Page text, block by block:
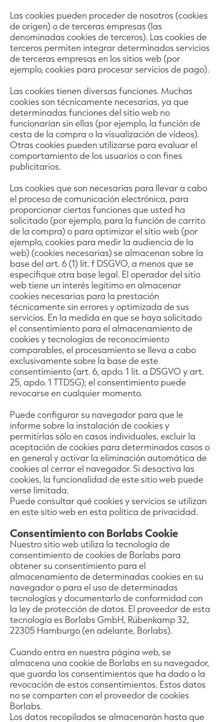
Las cookies pueden proceder de nosotros (cookies
de origen) o de terceras empresas (las
denominadas cookies de terceros). Las cookies de
terceros permiten integrar determinados servicios
de terceras empresas en los sitios web (por
ejemplo, cookies para procesar servicios de pago).
Las cookies tienen diversas funciones. Muchas
cookies son técnicamente necesarias, ya que
determinadas funciones del sitio web no
funcionarían sin ellas (por ejemplo, la función de
cesta de la compra o la visualización de vídeos).
Otras cookies pueden utilizarse para evaluar el
comportamiento de los usuarios o con fines
publicitarios.
Las cookies que son necesarias para llevar a cabo
el proceso de comunicación electrónica, para
proporcionar ciertas funciones que usted ha
solicitado (por ejemplo, para la función de carrito
de la compra) o para optimizar el sitio web (por
ejemplo, cookies para medir la audiencia de la
web) (cookies necesarias) se almacenan sobre la
base del art. 6 (1) lit. f DSGVO, a menos que se
especifique otra base legal. El operador del sitio
web tiene un interés legítimo en almacenar
cookies necesarias para la prestación
técnicamente sin errores y optimizada de sus
servicios. En la medida en que se haya solicitado
el consentimiento para el almacenamiento de
cookies y tecnologías de reconocimiento
comparables, el procesamiento se lleva a cabo
exclusivamente sobre la base de este
consentimiento (art. 6, apdo. 1 lit. a DSGVO y art.
25, apdo. 1 TTDSG); el consentimiento puede
revocarse en cualquier momento.
Puede configurar su navegador para que le
informe sobre la instalación de cookies y
permitirlas sólo en casos individuales, excluir la
aceptación de cookies para determinados casos o
en general y activar la eliminación automática de
cookies al cerrar el navegador. Si desactiva las
cookies, la funcionalidad de este sitio web puede
verse limitada.
Puede consultar qué cookies y servicios se utilizan
en este sitio web en esta política de privacidad.
Consentimiento con Borlabs Cookie
Nuestro sitio web utiliza la tecnología de
consentimiento de cookies de Borlabs para
obtener su consentimiento para el
almacenamiento de determinadas cookies en su
navegador o para el uso de determinadas
tecnologías y documentarlo de conformidad con
la ley de protección de datos. El proveedor de esta
tecnología es Borlabs GmbH, Rübenkamp 32,
22305 Hamburgo (en adelante, Borlabs).
Cuando entra en nuestra página web, se
almacena una cookie de Borlabs en su navegador,
que guarda los consentimientos que ha dado o la
revocación de estos consentimientos. Estos datos
no se comparten con el proveedor de cookies
Borlabs.
Los datos recopilados se almacenarán hasta que